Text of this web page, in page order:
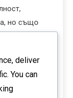
но също
И двамата
духа на
върху
deliver
You can